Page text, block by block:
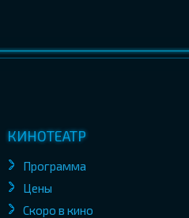
КИНОТЕАТР
Программа
Цены
Скоро в кино